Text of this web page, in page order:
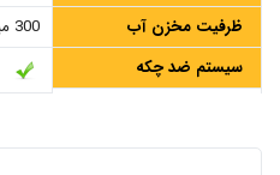
ظرفیت مخزن آب
300 میلی لیتر
سیستم ضد چکه